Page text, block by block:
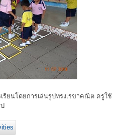
ยนโดยการเล่นรูปทรงเรขาคณิต ครูใช้